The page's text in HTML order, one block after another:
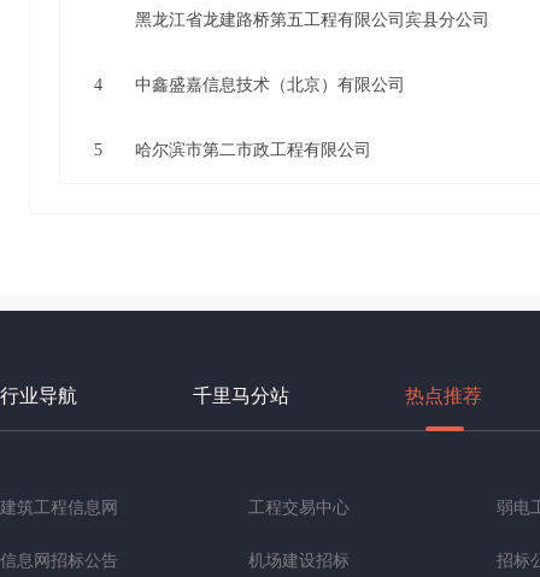
黑龙江省龙建路桥第五工程有限公司宾县分公司
4 中鑫盛嘉信息技术（北京）有限公司
5 哈尔滨市第二市政工程有限公司
行业导航 千里马分站 热点推荐
建筑工程信息网 工程交易中心 弱电
信息网招标公告 机场建设招标 招标